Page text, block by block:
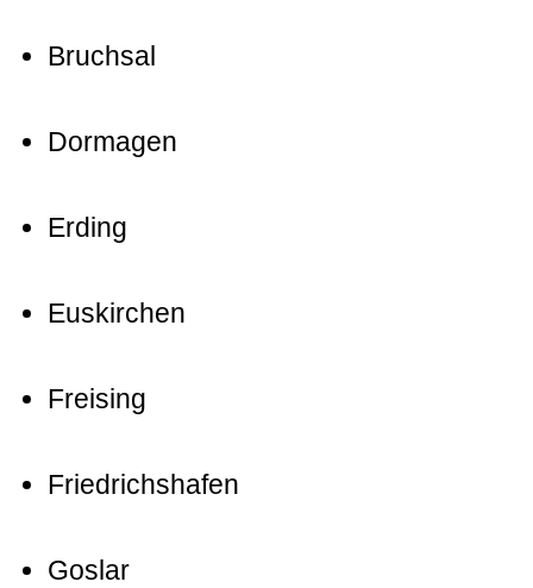
Bruchsal
Dormagen
Erding
Euskirchen
Freising
Friedrichshafen
Goslar